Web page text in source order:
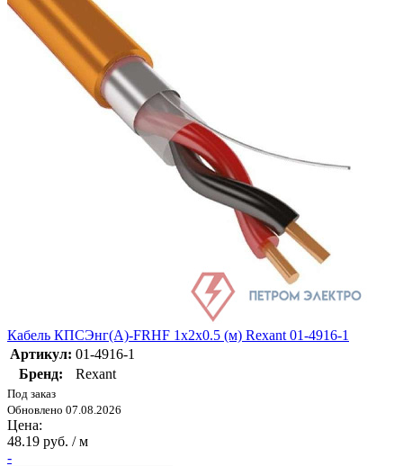
Кабель КПСЭнг(А)-FRHF 1х2х0.5 (м) Rexant 01-4916-1
Артикул: 01-4916-1
Бренд:
Rexant
Под заказ
Обновлено 07.08.2026
Цена:
48.19 руб. / м
-